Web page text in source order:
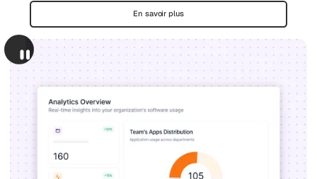
En savoir plus